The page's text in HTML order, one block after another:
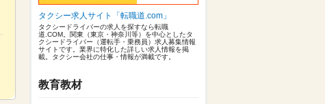
タクシー求人サイト「転職道.com」
タクシードライバーの求人を探すなら転職
道.COM。関東（東京・神奈川等）を中心としたタ
クシードライバー（運転手・乗務員）求人募集情報
サイトです。業界に特化した詳しい求人情報を掲
載。タクシー会社の仕事・情報が満載です。
教育教材